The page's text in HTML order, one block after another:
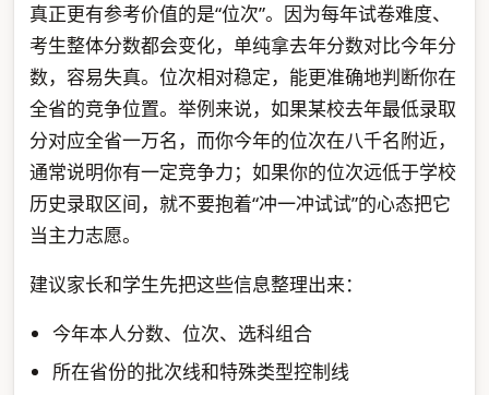
真正更有参考价值的是“位次”。因为每年试卷难度、
考生整体分数都会变化，单纯拿去年分数对比今年分
数，容易失真。位次相对稳定，能更准确地判断你在
全省的竞争位置。举例来说，如果某校去年最低录取
分对应全省一万名，而你今年的位次在八千名附近，
通常说明你有一定竞争力；如果你的位次远低于学校
历史录取区间，就不要抱着“冲一冲试试”的心态把它
当主力志愿。
建议家长和学生先把这些信息整理出来：
今年本人分数、位次、选科组合
所在省份的批次线和特殊类型控制线